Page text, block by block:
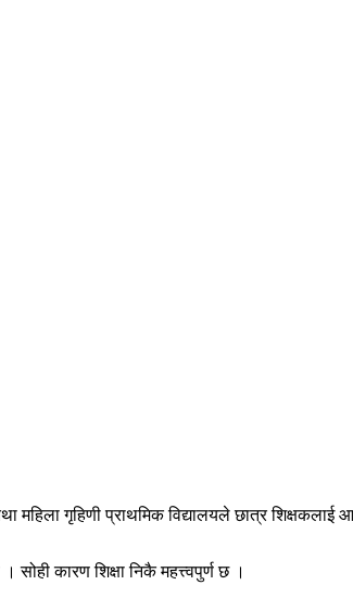
महिला गृहिणी प्राथमिक विद्यालयले छात्र
कारण शिक्षा निकै महत्त्वपुर्ण छ ।